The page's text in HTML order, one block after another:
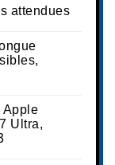
attendues
Apple
Ultra,